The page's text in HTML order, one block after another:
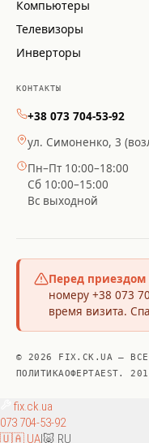
Компьютеры
Телевизоры
Инверторы
КОНТАКТЫ
+38 073 704-53-92
ул. Симоненко, 3
Пн–Пт 10:00–18:00
Сб 10:00–15:00
Вс выходной
Перед приездом
номеру +38 073
время визита.
© 2026 FIX.CK.UA —
ПОЛИТИКАОФЕРТАEST.
fix.ck.ua
073 704-53-92
🇺🇦 UA|🐷 RU